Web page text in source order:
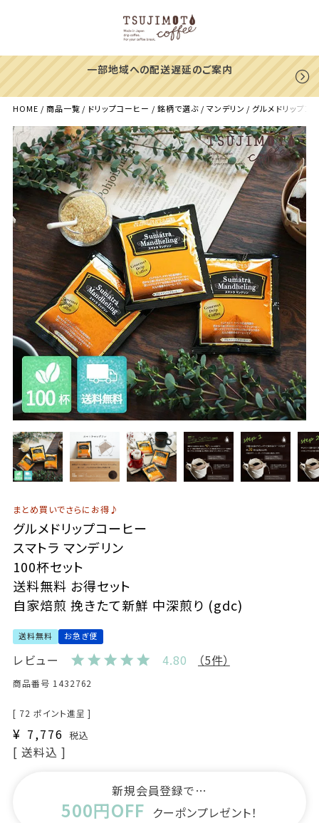
一部地域への配送遅延のご案内
HOME 商品一覧 ドリップコーヒー 銘柄で選ぶ マンデリン グルメドリップ
まとめ買いでさらにお得♪
グルメドリップコーヒー
スマトラ マンデリン
100杯セット
送料無料 お得セット
自家焙煎 挽きたて新鮮 中深煎り (gdc)
送料無料 お急ぎ便
レビュー 4.80 （5件）
商品番号 1432762
[ 72 ポイント進呈 ]
¥ 7,776 税込
送料込
新規会員登録で…
500円OFF クーポンプレゼント！